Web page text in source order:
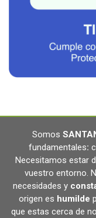
Somos
fundamentales:
Necesitamos estar
vuestro entorno.
necesidades y
origen es humilde
que estas cerca de